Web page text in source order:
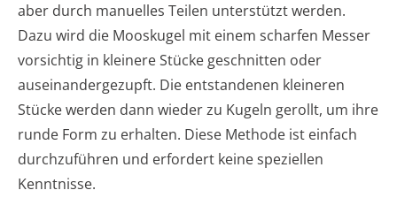
aber durch manuelles Teilen unterstützt werden.
Dazu wird die Mooskugel mit einem scharfen Messer
vorsichtig in kleinere Stücke geschnitten oder
auseinandergezupft. Die entstandenen kleineren
Stücke werden dann wieder zu Kugeln gerollt, um ihre
runde Form zu erhalten. Diese Methode ist einfach
durchzuführen und erfordert keine speziellen
Kenntnisse.